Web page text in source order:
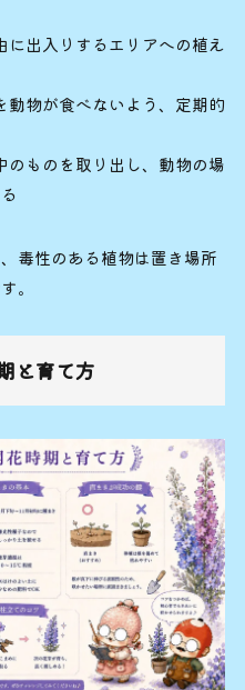
に出入りするエリアへの植え
動物が食べないよう、定期的
のものを取り出し、動物の場
毒性のある植物は置き場所
。
と育て方